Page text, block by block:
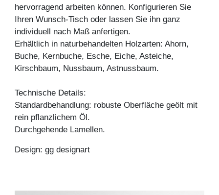
hervorragend arbeiten können. Konfigurieren Sie
Ihren Wunsch-Tisch oder lassen Sie ihn ganz
individuell nach Maß anfertigen.
Erhältlich in naturbehandelten Holzarten: Ahorn,
Buche, Kernbuche, Esche, Eiche, Asteiche,
Kirschbaum, Nussbaum, Astnussbaum.
Technische Details:
Standardbehandlung: robuste Oberfläche geölt mit
rein pflanzlichem Öl.
Durchgehende Lamellen.
Design: gg designart